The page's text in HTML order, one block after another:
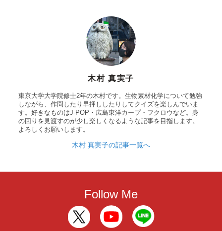
木村 真実子
東京大学大学院修士2年の木村です。生物素材化学について勉強
しながら、作問したり早押ししたりしてクイズを楽しんでいま
す。好きなものはJ-POP・広島東洋カープ・フクロウなど。身
の回りを見渡すのが少し楽しくなるような記事を目指します。
よろしくお願いします。
木村 真実子の記事一覧へ
Follow Me